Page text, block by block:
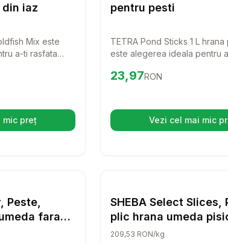
iaz
Mix este
a-ti rasfata
hrana
vor adora aceasta
mic preț
deschide într-o filă nouă)
pentru pesti
TETRA Pond Sticks 1 L
este alegerea ideala pentru
tau. Cu un amestec echilibrat
Preț:23.97
23,97RON
Vezi cel mai mic
(se
Peste,
fara
400g
SHEBA Select Slices,
plic hrana umeda
sos), multipack, 85g x
209,53 RON/kg